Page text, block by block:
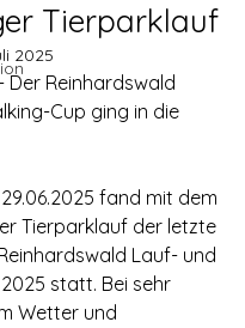
Tierparklauf
2025
Der Reinhardswald
Cup ging in die
fand mit dem
Tierparklauf der letzte
Lauf- und
statt. Bei sehr
Wetter und